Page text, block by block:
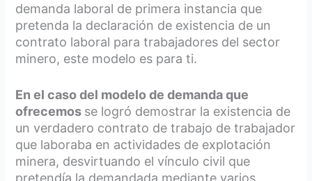
demanda laboral de primera instancia que
pretenda la declaración de existencia de un
contrato laboral para trabajadores del sector
minero, este modelo es para ti.
En el caso del modelo de demanda que
ofrecemos se logró demostrar la existencia de
un verdadero contrato de trabajo de trabajador
que laboraba en actividades de explotación
minera, desvirtuando el vínculo civil que